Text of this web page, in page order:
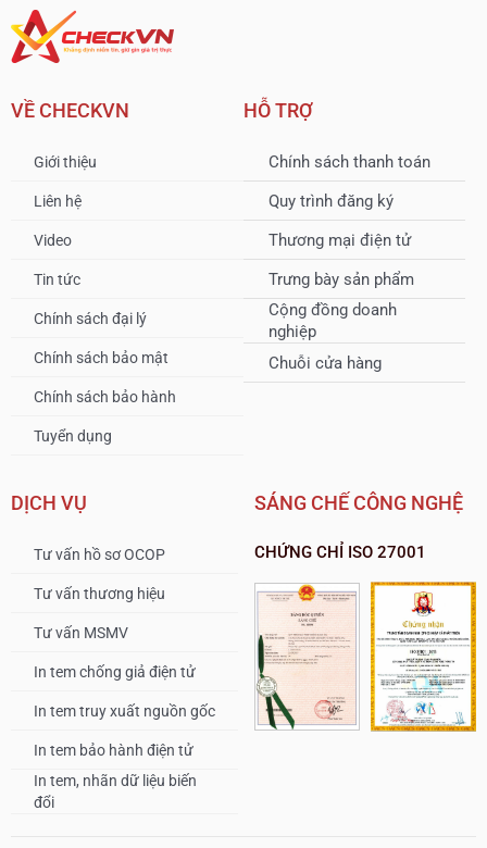
VỀ CHECKVN
Giới thiệu
Liên hệ
Video
Tin tức
Chính sách đại lý
Chính sách bảo mật
Chính sách bảo hành
Tuyển dụng
HỖ TRỢ
Chính sách thanh toán
Quy trình đăng ký
Thương mại điện tử
Trưng bày sản phẩm
Cộng đồng doanh
nghiệp
Chuỗi cửa hàng
DỊCH VỤ
Tư vấn hồ sơ OCOP
Tư vấn thương hiệu
Tư vấn MSMV
In tem chống giả điện tử
In tem truy xuất nguồn gốc
In tem bảo hành điện tử
In tem, nhãn dữ liệu biến
đổi
SÁNG CHẾ CÔNG NGHỆ
CHỨNG CHỈ ISO 27001